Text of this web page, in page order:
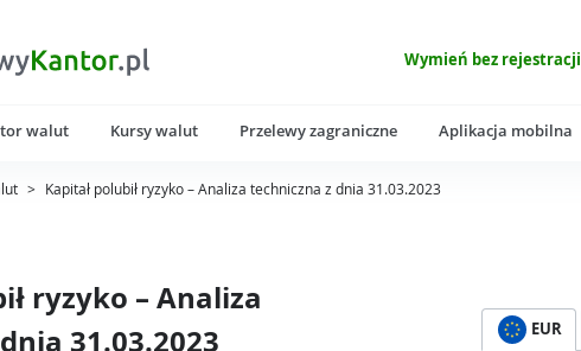
Wymień bez rejestracji
walut Kursy walut Przelewy zagraniczne Aplikacja mobilna
> Kapitał polubił ryzyko – Analiza techniczna z dnia 31.03.2023
ryzyko – Analiza
31.03.2023
EUR